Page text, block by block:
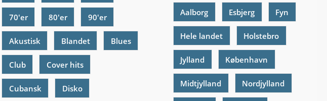
70'er 80'er 90'er
Akustisk Blandet Blues
Club Cover hits
Cubansk Disko
Aalborg Esbjerg Fyn
Hele landet Holstebro
Jylland København
Midtjylland Nordjylland